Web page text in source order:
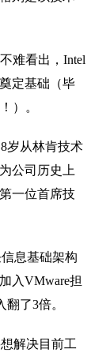
难看出，Intel
定基础（毕
）。
岁从林肯技术
公司历史上
一位首席技
息基础架构
入VMware担
了3倍。
解决目前工